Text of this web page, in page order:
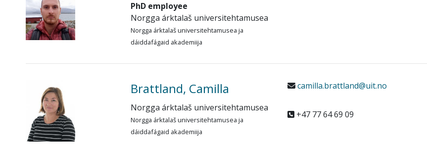
PhD employee
Norgga árktalaš universitehtamusea
Norgga árktalaš universitehtamusea ja
dáiddafágaid akademiija
Brattland, Camilla
Norgga árktalaš universitehtamusea
Norgga árktalaš universitehtamusea ja
dáiddafágaid akademiija
camilla.brattland@uit.no
+47 77 64 69 09